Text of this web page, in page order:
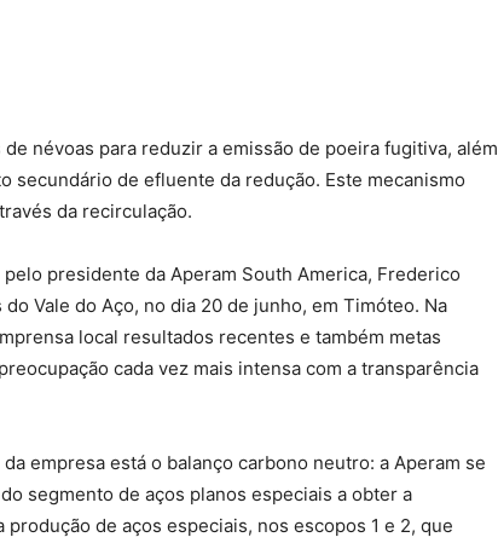
névoas para reduzir a emissão de poeira fugitiva, além
secundário de efluente da redução. Este mecanismo
da recirculação.
presidente da Aperam South America, Frederico
Vale do Aço, no dia 20 de junho, em Timóteo. Na
local resultados recentes e também metas
cada vez mais intensa com a transparência
empresa está o balanço carbono neutro: a Aperam se
segmento de aços planos especiais a obter a
de aços especiais, nos escopos 1 e 2, que